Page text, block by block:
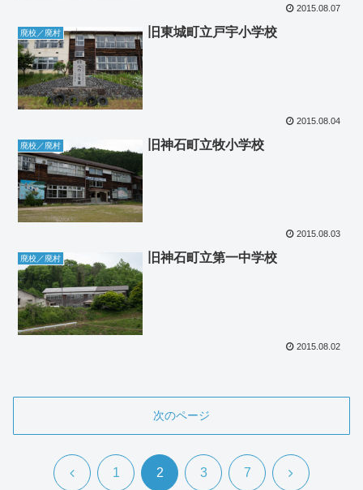
2015.08.07
廃校／廃村 旧東城町立戸宇小学校
2015.08.04
廃校／廃村 旧神石町立牧小学校
2015.08.03
廃校／廃村 旧神石町立第一中学校
2015.08.02
次のページ
前 1 2 3 7 次